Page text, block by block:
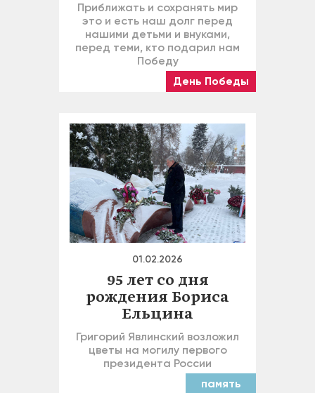
Приближать и сохранять мир
это и есть наш долг перед
нашими детьми и внуками,
перед теми, кто подарил нам
Победу
День Победы
01.02.2026
95 лет со дня
рождения Бориса
Ельцина
Григорий Явлинский возложил
цветы на могилу первого
президента России
память